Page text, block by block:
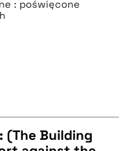
: poświęcone
(The Building